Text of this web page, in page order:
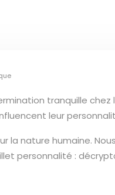
tranquille
leur
la nature humaine.
personnalité :